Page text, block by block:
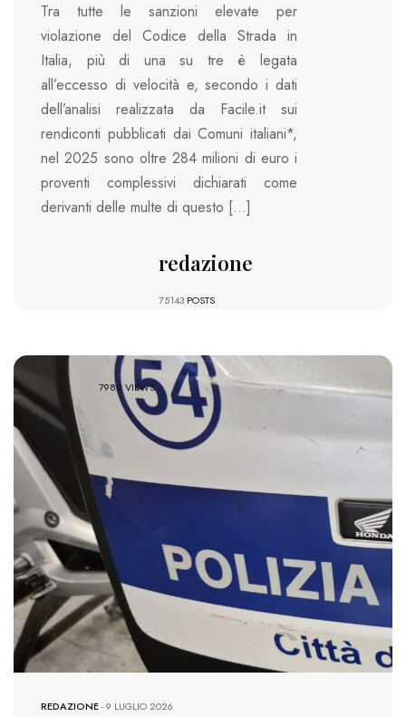
Tra tutte le sanzioni elevate per
violazione del Codice della Strada in
Italia, più di una su tre è legata
all’eccesso di velocità e, secondo i dati
dell’analisi realizzata da Facile.it sui
rendiconti pubblicati dai Comuni italiani*,
nel 2025 sono oltre 284 milioni di euro i
proventi complessivi dichiarati come
derivanti delle multe di questo […]
redazione
75143 POSTS
7982 VIEWS
REDAZIONE-9 LUGLIO 2026